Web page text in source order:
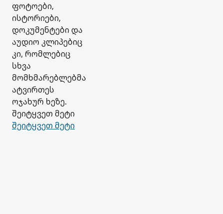
ფოტოები,
ისტორიები,
დოკუმენტები და
აუდიო კლიპებიც
კი, რომლებიც
სხვა
მომხმარებლებმა
ატვირთეს
ოჯახურ ხეზე.
შეიტყვეთ მეტი
შეიტყვეთ მეტი